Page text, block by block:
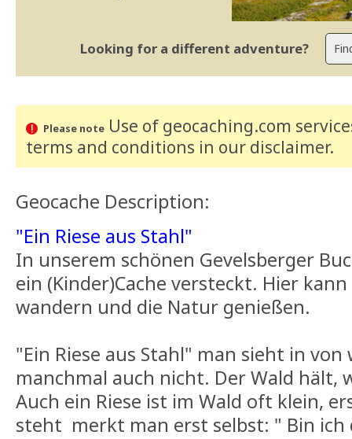
Looking for a different adventure?
Please noteUse of geocaching.com
terms and conditions in our disclaimer.
Geocache Description:
"Ein Riese aus Stahl"
In unserem schönen Gevelsberger
ein (Kinder)Cache versteckt. Hier
wandern und die Natur genießen.
"Ein Riese aus Stahl" man sieht in
manchmal auch nicht. Der Wald hält,
Auch ein Riese ist im Wald oft klein,
steht merkt man erst selbst: " Bin ich